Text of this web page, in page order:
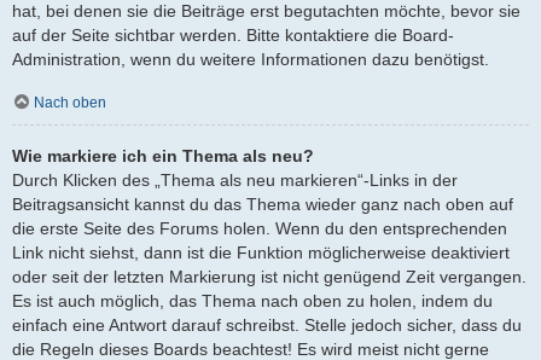
hat, bei denen sie die Beiträge erst begutachten möchte, bevor sie
auf der Seite sichtbar werden. Bitte kontaktiere die Board-
Administration, wenn du weitere Informationen dazu benötigst.
Nach oben
Wie markiere ich ein Thema als neu?
Durch Klicken des „Thema als neu markieren“-Links in der
Beitragsansicht kannst du das Thema wieder ganz nach oben auf
die erste Seite des Forums holen. Wenn du den entsprechenden
Link nicht siehst, dann ist die Funktion möglicherweise deaktiviert
oder seit der letzten Markierung ist nicht genügend Zeit vergangen.
Es ist auch möglich, das Thema nach oben zu holen, indem du
einfach eine Antwort darauf schreibst. Stelle jedoch sicher, dass du
die Regeln dieses Boards beachtest! Es wird meist nicht gerne